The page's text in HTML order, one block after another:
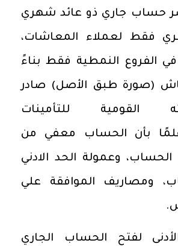
حساب جاري ذو عائد شهري
فقط لعملاء المعاشات،
الفروع النمطية فقط بناءً
(صورة طبق الأصل) صادر
القومية للتأمينات
علمًا بأن الحساب معفي من
وعمولة الحد الادني
ومصاريف الموافقة علي
لفتح الحساب الجاري